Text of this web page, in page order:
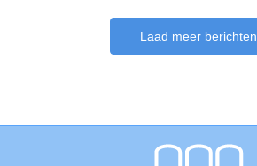
Laad meer berichten